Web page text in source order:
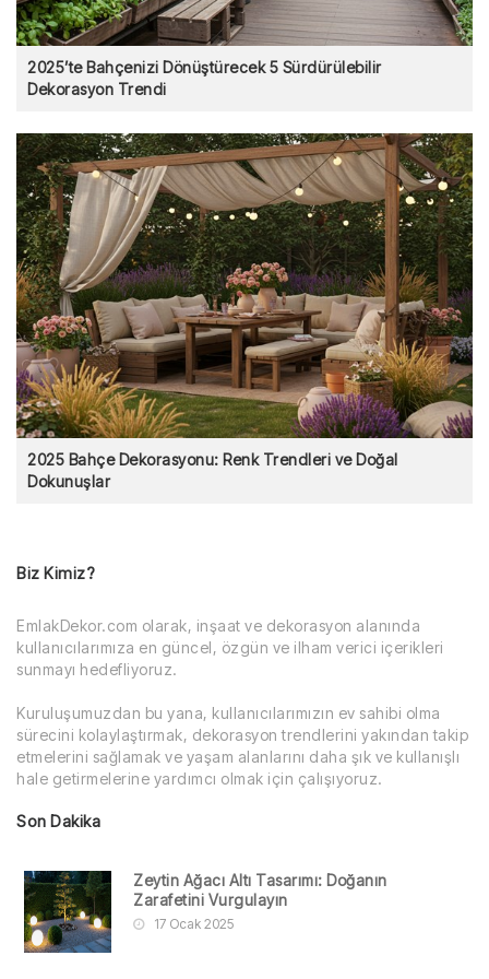
2025’te Bahçenizi Dönüştürecek 5 Sürdürülebilir
Dekorasyon Trendi
2025 Bahçe Dekorasyonu: Renk Trendleri ve Doğal
Dokunuşlar
Biz Kimiz?
EmlakDekor.com olarak, inşaat ve dekorasyon alanında
kullanıcılarımıza en güncel, özgün ve ilham verici içerikleri
sunmayı hedefliyoruz.
Kuruluşumuzdan bu yana, kullanıcılarımızın ev sahibi olma
sürecini kolaylaştırmak, dekorasyon trendlerini yakından takip
etmelerini sağlamak ve yaşam alanlarını daha şık ve kullanışlı
hale getirmelerine yardımcı olmak için çalışıyoruz.
Son Dakika
Zeytin Ağacı Altı Tasarımı: Doğanın
Zarafetini Vurgulayın
17 Ocak 2025